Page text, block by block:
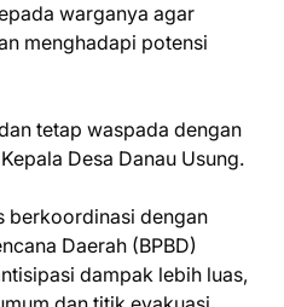
warganya agar
menghadapi potensi
tetap waspada dengan
Desa Danau Usung.
berkoordinasi dengan
Daerah (BPBD)
dampak lebih luas,